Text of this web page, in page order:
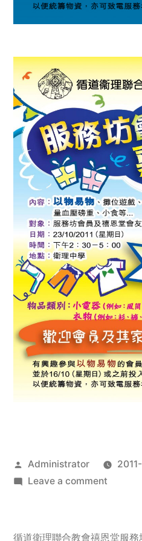
Posted
by
Administrator
Leave a commenton
服
循道衛理聯合教會禧恩堂服務